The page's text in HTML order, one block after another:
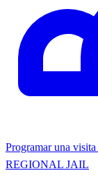
Programar una visita
REGIONAL JAIL